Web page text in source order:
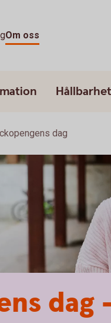
Om oss
Hållbarhet
dag